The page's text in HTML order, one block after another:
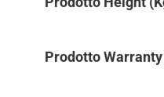
Prodotto